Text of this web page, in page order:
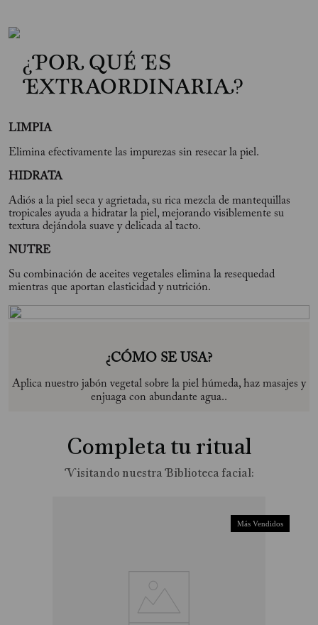
¿POR QUÉ ES
EXTRAORDINARIA?
LIMPIA
Elimina efectivamente las impurezas sin resecar la piel.
HIDRATA
Adiós a la piel seca y agrietada, su rica mezcla de mantequillas
tropicales ayuda a hidratar la piel, mejorando visiblemente su
textura dejándola suave y delicada al tacto.
NUTRE
Su combinación de aceites vegetales elimina la resequedad
mientras que aportan elasticidad y nutrición.
¿CÓMO SE USA?
Aplica nuestro jabón vegetal sobre la piel húmeda, haz masajes y
enjuaga con abundante agua..
Completa tu ritual
Más Vendidos